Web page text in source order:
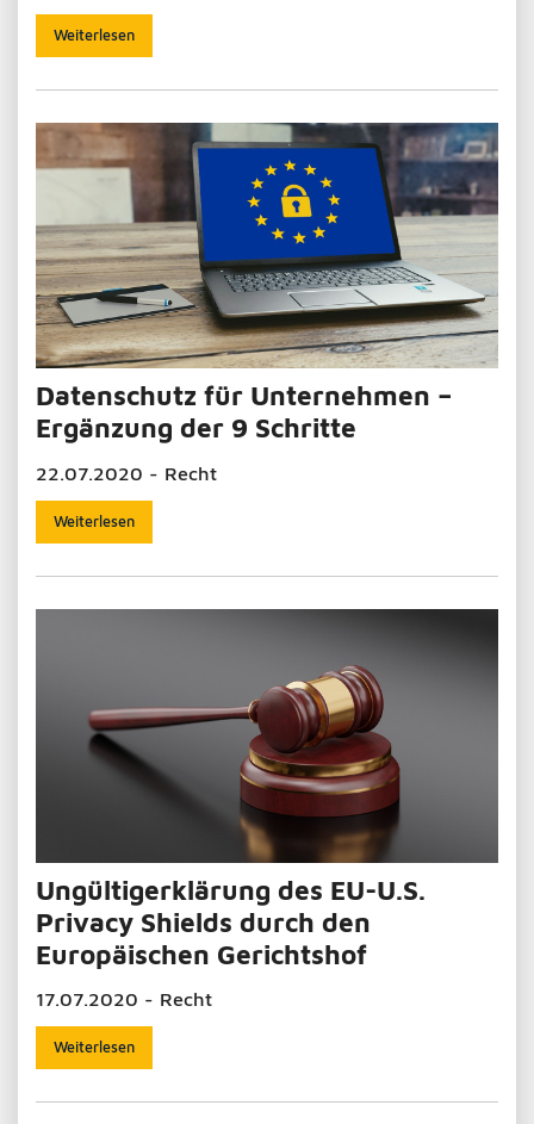
Weiterlesen
Datenschutz für Unternehmen –
Ergänzung der 9 Schritte
22.07.2020 - Recht
Weiterlesen
Ungültigerklärung des EU-U.S.
Privacy Shields durch den
Europäischen Gerichtshof
17.07.2020 - Recht
Weiterlesen